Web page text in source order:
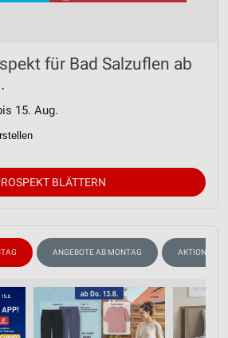
für Bad Salzuflen ab
15. Aug.
BLÄTTERN
ANGEBOTE AB MONTAG AKTIONEN,